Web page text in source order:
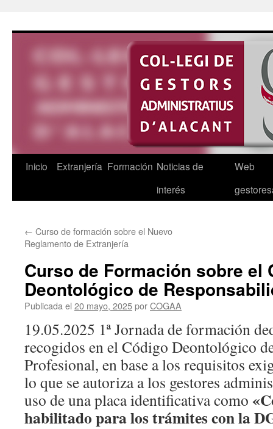
Inicio Extranjería Formación Noticias de
interés
Web
← Curso de formación sobre el Nuevo
Reglamento de Extranjería
Curso de Formación sobre el
Deontológico de
Publicada el 20 mayo, 2025porCOGAA
19.05.2025 1ª Jornada de formación
recogidos en el Código Deontológico
Profesional, en base a los requisitos
lo que se autoriza a los gestores
uso de una placa identificativa como
habilitado para los trámites con la